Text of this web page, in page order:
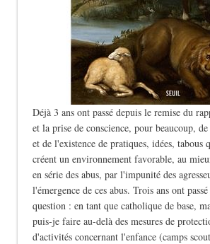
Déjà 3 ans ont passé depuis le remise du
et la prise de conscience, pour beaucoup,
et de l'existence de pratiques, idées, tabous
créent un environnement favorable, au
en série des abus, par l'impunité des
l'émergence de ces abus. Trois ans ont
question : en tant que catholique de base,
puis-je faire au-delà des mesures de
d'activités concernant l'enfance (camps